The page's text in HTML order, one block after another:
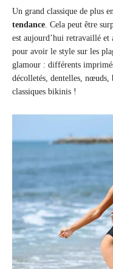
Un grand classique de plus
tendance. Cela peut être
est aujourd’hui retravaillé et
pour avoir le style sur les
glamour : différents
décolletés, dentelles,
classiques bikinis !